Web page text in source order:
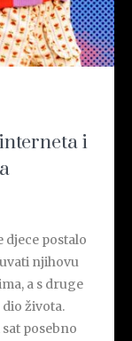
i
djece postalo
njihovu
a s druge
života.
posebno